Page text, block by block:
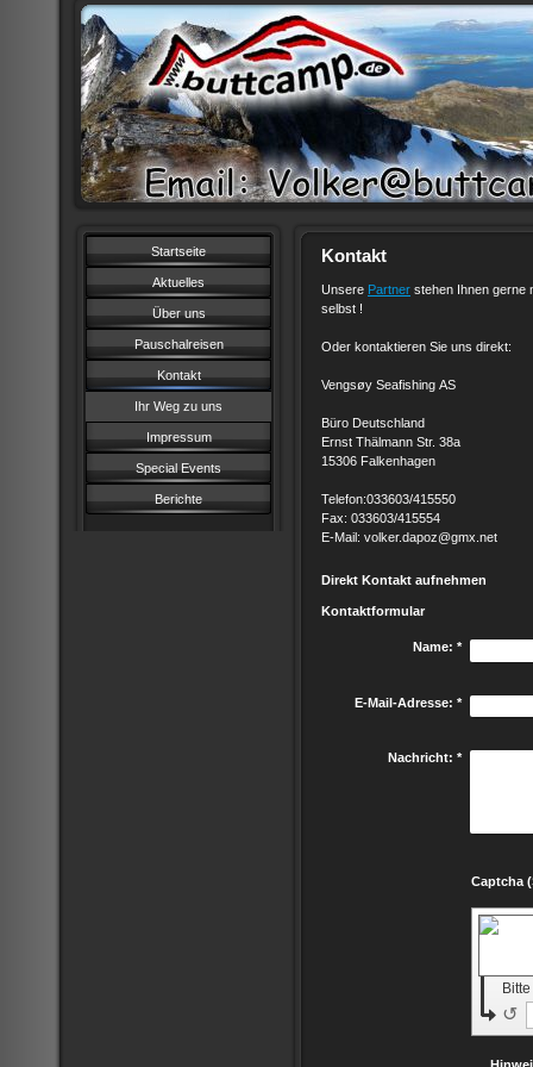
Startseite
Aktuelles
Über uns
Pauschalreisen
Kontakt
Ihr Weg zu uns
Impressum
Special Events
Berichte
Kontakt
Unsere Partner stehen Ihnen gerne
selbst !
Oder kontaktieren Sie uns direkt:
Vengsøy Seafishing AS
Büro Deutschland
Ernst Thälmann Str. 38a
15306 Falkenhagen
Telefon:033603/415550
Fax: 033603/415554
E-Mail: volker.dapoz@gmx.net
Direkt Kontakt aufnehmen
Kontaktformular
Name: *
E-Mail-Adresse: *
Nachricht: *
↺